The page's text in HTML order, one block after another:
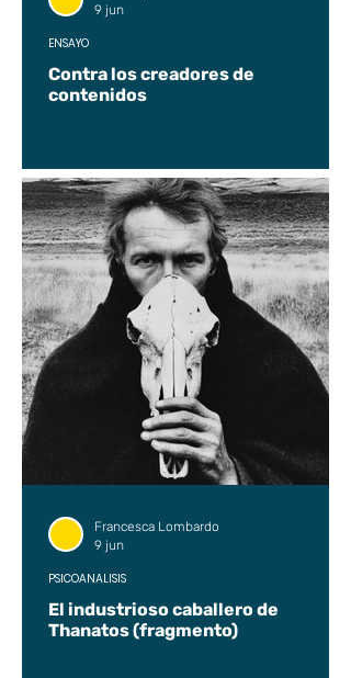
Contra los creadores de
contenidos
ENSAYO
9 jun
El industrioso caballero de
Thanatos (fragmento)
PSICOANÁLISIS
Francesca Lombardo
9 jun